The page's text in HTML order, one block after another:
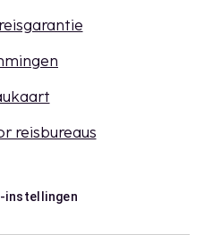
reisbureaus
instellingen